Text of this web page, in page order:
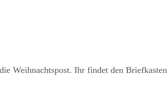
Weihnachtspost. Ihr findet den Briefkasten